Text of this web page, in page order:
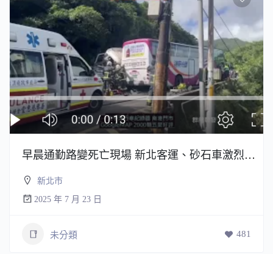
早晨通勤路變死亡現場 新北客運、砂石車激烈對撞
新北市
2025 年 7 月 23 日
未分類 481